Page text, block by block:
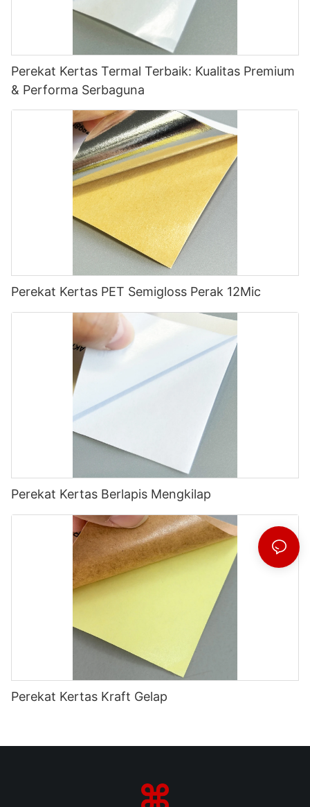
Perekat Kertas Termal Terbaik: Kualitas Premium
& Performa Serbaguna
Perekat Kertas PET Semigloss Perak 12Mic
Perekat Kertas Berlapis Mengkilap
Perekat Kertas Kraft Gelap